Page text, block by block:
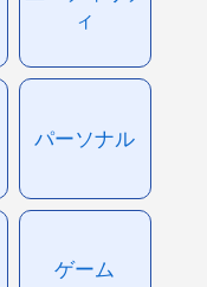
ィ
パーソナル
ゲーム